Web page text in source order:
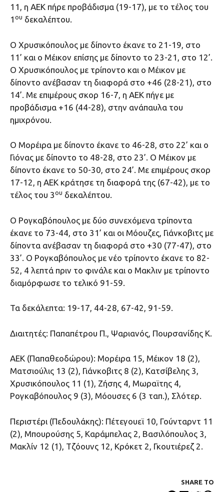
11, η ΑΕΚ πήρε προβάδισμα (19-17), με το τέλος του
1 ου δεκαλέπτου.
O Χρυσικόπουλος με δίποντο έκανε το 21-19, στο
11’ και ο Μέικον επίσης με δίποντο το 23-21, στο 12’.
Ο Χρυσικόπουλος με τρίποντο και ο Μέικον με
δίποντο ανέβασαν τη διαφορά στο +46 (28-21), στο
14’. Με επιμέρους σκορ 16-7, η ΑΕΚ πήγε με
προβάδισμα +16 (44-28), στην ανάπαυλα του
ημιχρόνου.
Ο Μορέιρα με δίποντο έκανε το 46-28, στο 22’ και ο
Γιόνας με δίποντο το 48-28, στο 23’. Ο Μέικον με
δίποντο έκανε το 50-30, στο 24’. Με επιμέρους σκορ
17-12, η ΑΕΚ κράτησε τη διαφορά της (67-42), με το
τέλος του 3ου δεκαλέπτου.
Ο Ρογκαβόπουλος με δύο συνεχόμενα τρίποντα
έκανε το 73-44, στο 31’ και οι Μόουζες, Γιάνκοβιτς με
δίποντα ανέβασαν τη διαφορά στο +30 (77-47), στο
33’. Ο Ρογκαβόπουλος με νέο τρίποντο έκανε το 82-
52, 4 λεπτά πριν το φινάλε και ο Mακλιν με τρίποντο
διαμόρφωσε το τελικό 91-59.
Τα δεκάλεπτα: 19-17, 44-28, 67-42, 91-59.
Διαιτητές: Παπαπέτρου Π., Ψαριανός, Πουρσανίδης Κ.
AEK (Παπαθεοδώρου): Μορέιρα 15, Μέικον 18 (2),
Ματσιούλις 13 (2), Γιάνκοβιτς 8 (2), Κατσίβελης 3,
Χρυσικόπουλος 11 (1), Ζήσης 4, Μωραϊτης 4,
Ρογκαβόπουλος 9 (3), Μόουσες 6 (3 ταπ.), Σλότερ.
Περιστέρι (Πεδουλάκης): Πέτεγουεϊ 10, Γούνταρντ 11
(2), Μπουρούσης 5, Καράμπελας 2, Βασιλόπουλος 3,
Μακλίν 12 (1), Τζόουνς 12, Κρόκετ 2, Γκουτιέρεζ 2.
SHARE ΤΟ